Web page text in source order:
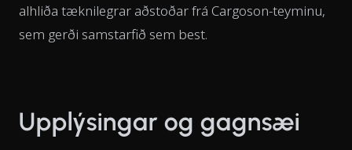
alhliða tæknilegrar aðstoðar frá Cargoson-teyminu,
sem gerði samstarfið sem best.
Upplýsingar og gagnsæi